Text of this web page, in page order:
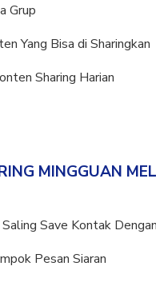
Grup
Yang Bisa di Sharingkan
Sharing Harian
MINGGUAN
Save Kontak
Pesan Siaran